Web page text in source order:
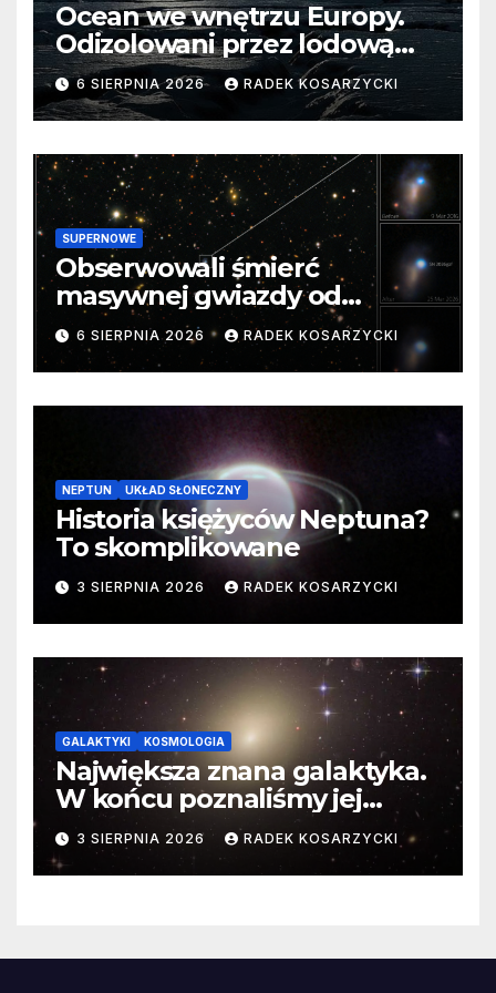
Ocean we wnętrzu Europy.
Odizolowani przez lodową
barierę
6 SIERPNIA 2026 RADEK KOSARZYCKI
SUPERNOWE
Obserwowali śmierć
masywnej gwiazdy od
samego początku. Niezwykle
cenne dane
6 SIERPNIA 2026 RADEK KOSARZYCKI
NEPTUN UKŁAD SŁONECZNY
Historia księżyców Neptuna?
To skomplikowane
3 SIERPNIA 2026 RADEK KOSARZYCKI
GALAKTYKI KOSMOLOGIA
Największa znana galaktyka.
W końcu poznaliśmy jej
faktyczne wymiary
3 SIERPNIA 2026 RADEK KOSARZYCKI